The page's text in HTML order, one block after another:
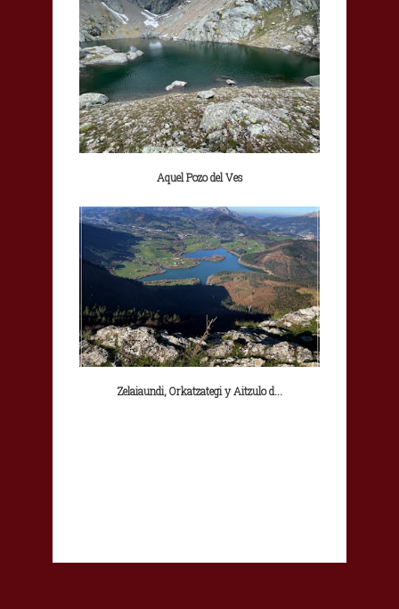
Aquel Pozo del Ves
Zelaiaundi, Orkatzategi y Aitzulo d...